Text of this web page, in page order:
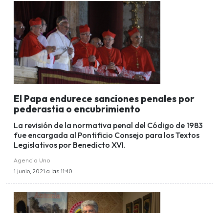
El Papa endurece sanciones penales por
pederastia o encubrimiento
La revisión de la normativa penal del Código de 1983
fue encargada al Pontificio Consejo para los Textos
Legislativos por Benedicto XVI.
Agencia Uno
1 junio, 2021 a las 11:40